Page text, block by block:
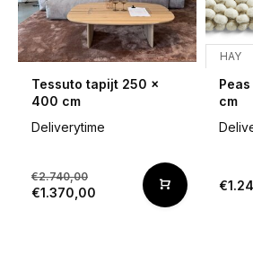
Tessuto tapijt 250 x
400 cm
Deliverytime
€2.740,00
€1.370,00
HAY
cm